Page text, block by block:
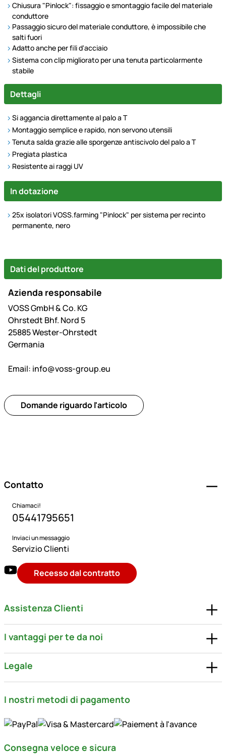
Chiusura "Pinlock": fissaggio e smontaggio facile del materiale
conduttore
Passaggio sicuro del materiale conduttore, è impossibile che
salti fuori
Adatto anche per fili d'acciaio
Sistema con clip migliorato per una tenuta particolarmente
stabile
Dettagli
Si aggancia direttamente al palo a T
Montaggio semplice e rapido, non servono utensili
Tenuta salda grazie alle sporgenze antiscivolo del palo a T
Pregiata plastica
Resistente ai raggi UV
In dotazione
25x isolatori VOSS.farming "Pinlock" per sistema per recinto
permanente, nero
Dati del produttore
Azienda responsabile
VOSS GmbH & Co. KG
Ohrstedt Bhf. Nord 5
25885 Wester-Ohrstedt
Germania
Email: info@voss-group.eu
Domande riguardo l'articolo
Contatto
Chiamaci!
05441795651
Inviaci un messaggio
Servizio Clienti
Recesso dal contratto
Assistenza Clienti
I vantaggi per te da noi
Legale
I nostri metodi di pagamento
Consegna veloce e sicura